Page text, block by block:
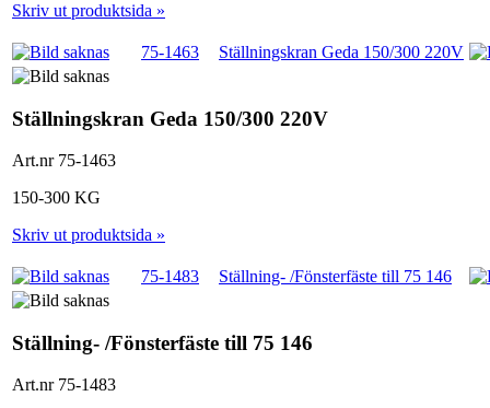
Skriv ut produktsida »
75-1463 Ställningskran Geda 150/300 220V
Ställningskran Geda 150/300 220V
Art.nr 75-1463
150-300 KG
Skriv ut produktsida »
75-1483 Ställning- /Fönsterfäste till 75 146
Ställning- /Fönsterfäste till 75 146
Art.nr 75-1483